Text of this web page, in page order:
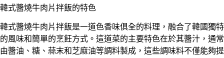
韓式醬燒牛肉片拌飯的特色
韓式醬燒牛肉片拌飯是一道色香味俱全的料理，融合了韓國獨特
的風味和簡單的烹飪方式。這道菜的主要特色在於其醬汁，通常
由醬油、糖、蒜末和芝麻油等調料製成，這些調味料不僅能夠提